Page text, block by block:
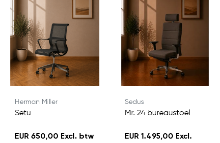
Herman Miller
Setu
EUR 650,00 Excl. btw
Sedus
Mr. 24 bureaustoel
EUR 1.495,00 Excl.